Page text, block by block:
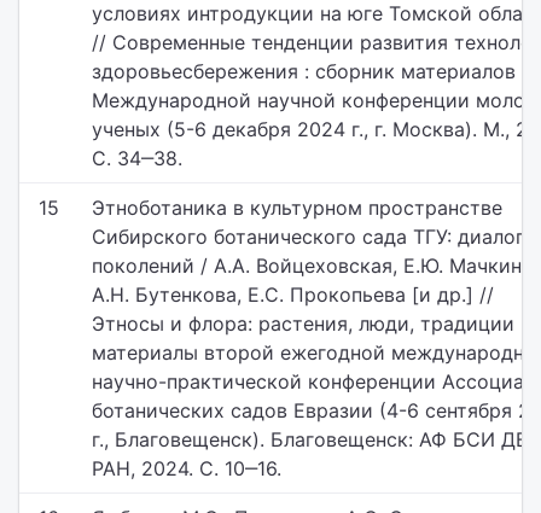
условиях интродукции на юге Томской
// Современные тенденции развития
здоровьесбережения : сборник материалов
Международной научной конференции
ученых (5-6 декабря 2024 г., г. Москва). М.,
С. 34‒38.
15
Этноботаника в культурном пространстве
Сибирского ботанического сада ТГУ: диалог
поколений / А.А. Войцеховская, Е.Ю.
А.Н. Бутенкова, Е.С. Прокопьева [и др.] //
Этносы и флора: растения, люди, традиции :
материалы второй ежегодной
научно-практической конференции
ботанических садов Евразии (4-6 сентября
г., Благовещенск). Благовещенск: АФ БСИ ДВО
РАН, 2024. С. 10‒16.